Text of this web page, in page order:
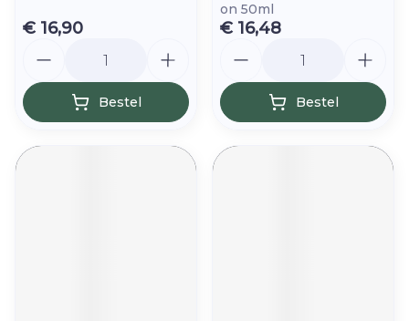
€ 16,90
Bestel
on 50ml
€ 16,48
Bestel